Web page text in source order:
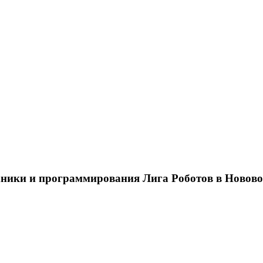
и программирования Лига Роботов в